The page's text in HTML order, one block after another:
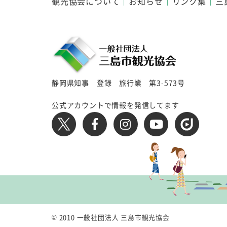
静岡県知事 登録 旅行業 第3-573号
公式アカウントで情報を発信してます
© 2010 一般社団法人 三島市観光協会